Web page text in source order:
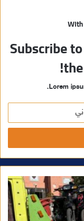
Subscribe
Lorem